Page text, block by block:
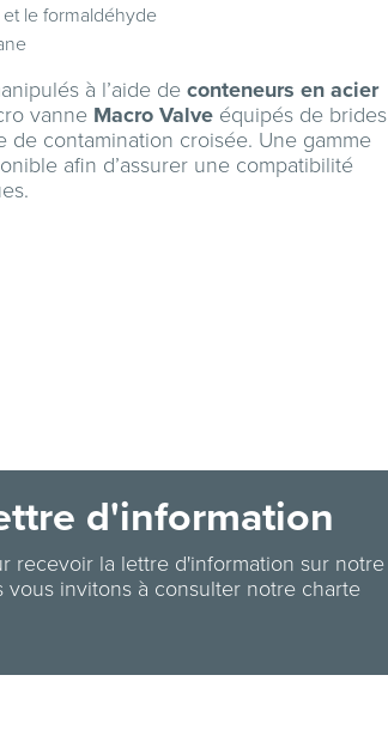
et le formaldéhyde
à l’aide de conteneurs en acier
vanne Macro Valve équipés de brides
contamination croisée. Une gamme
afin d’assurer une compatibilité
d'information
recevoir la lettre d'information sur notre
invitons à consulter notre charte